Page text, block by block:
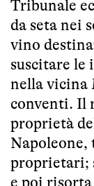
Tribunale
da seta nei
vino
suscitare le
nella vicina
conventi. Il
proprietà
proprietari;
e poi